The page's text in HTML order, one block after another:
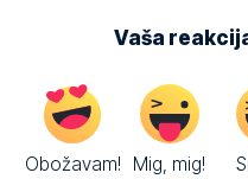
Vaša
Obožavam!
Mig, mig!